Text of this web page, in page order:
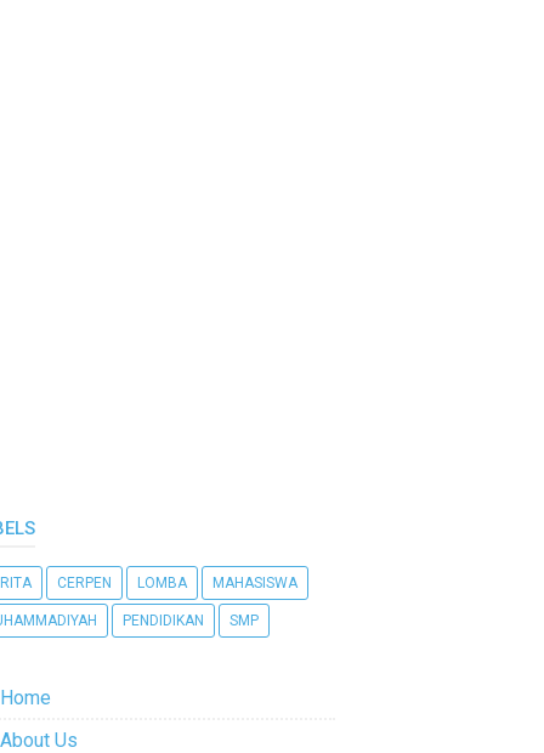
CERPEN LOMBA MAHASISWA
PENDIDIKAN SMP
Home
About Us